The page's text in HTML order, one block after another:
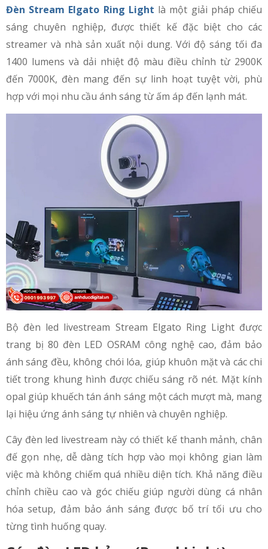
Đèn Stream Elgato Ring Light là một giải pháp chiếu
sáng chuyên nghiệp, được thiết kế đặc biệt cho các
streamer và nhà sản xuất nội dung. Với độ sáng tối đa
1400 lumens và dải nhiệt độ màu điều chỉnh từ 2900K
đến 7000K, đèn mang đến sự linh hoạt tuyệt vời, phù
hợp với mọi nhu cầu ánh sáng từ ấm áp đến lạnh mát.
Bộ đèn led livestream Stream Elgato Ring Light được
trang bị 80 đèn LED OSRAM công nghệ cao, đảm bảo
ánh sáng đều, không chói lóa, giúp khuôn mặt và các chi
tiết trong khung hình được chiếu sáng rõ nét. Mặt kính
opal giúp khuếch tán ánh sáng một cách mượt mà, mang
lại hiệu ứng ánh sáng tự nhiên và chuyên nghiệp.
Cây đèn led livestream này có thiết kế thanh mảnh, chân
đế gọn nhẹ, dễ dàng tích hợp vào mọi không gian làm
việc mà không chiếm quá nhiều diện tích. Khả năng điều
chỉnh chiều cao và góc chiếu giúp người dùng cá nhân
hóa setup, đảm bảo ánh sáng được bố trí tối ưu cho
từng tình huống quay.